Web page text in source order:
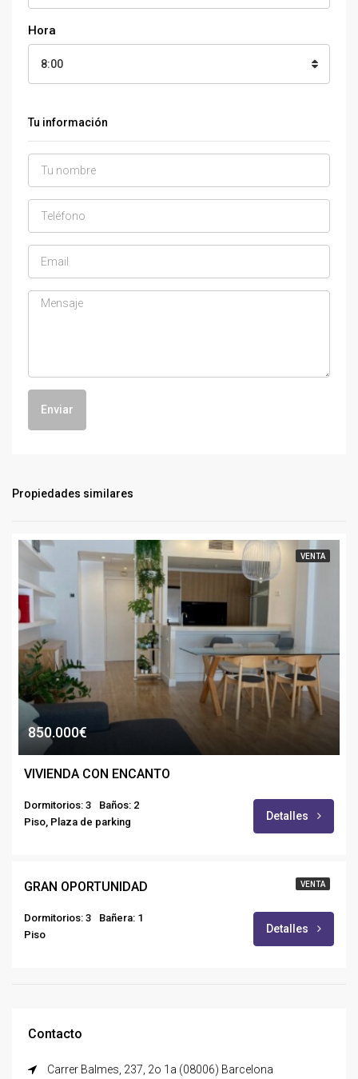
Hora
8:00
Tu información
Enviar
Propiedades similares
VENTA
850.000€
VIVIENDA CON ENCANTO
Dormitorios: 3
Baños: 2
Piso, Plaza de parking
Detalles
VENTA
GRAN OPORTUNIDAD
Dormitorios: 3
Bañera: 1
Piso
Detalles
Contacto
Carrer Balmes, 237, 2o 1a (08006) Barcelona